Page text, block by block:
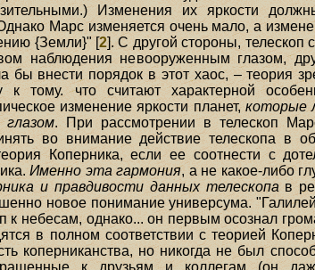
Изменения их яркости
Марс изменяется очень мало, а
{Земли}" [2]. С другой стороны,
наблюдения невооруженным глазом,
бы внести порядок в этот хаос, – теория
тому. что считают характерной
изменение яркости планет, которые
. При рассмотрении в телескоп
во внимание действие телескопа в
Коперника, если ее соотнести с
Именно эта гармония, а не какое-либо
и правдивости данных телескопа в
новое понимание универсума.
к небесам, однако... он первым осознал
в полном соответствии с теорией
коперниканства, но никогда не был
к друзьям и коллегам (он